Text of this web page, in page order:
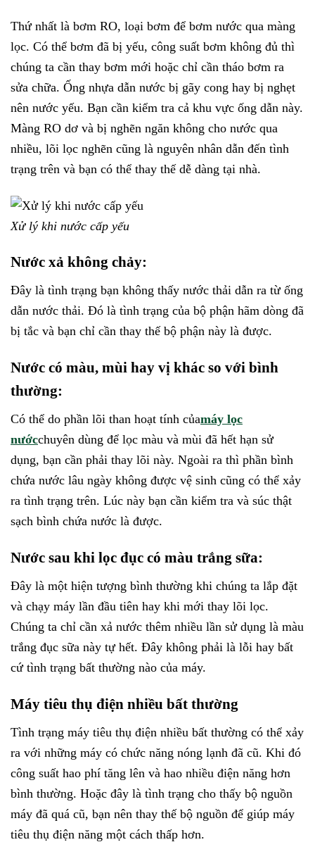
Thứ nhất là bơm RO, loại bơm để bơm nước qua màng
lọc. Có thể bơm đã bị yếu, công suất bơm không đủ thì
chúng ta cần thay bơm mới hoặc chỉ cần tháo bơm ra
sửa chữa. Ống nhựa dẫn nước bị gãy cong hay bị nghẹt
nên nước yếu. Bạn cần kiểm tra cả khu vực ống dẫn này.
Màng RO dơ và bị nghẽn ngăn không cho nước qua
nhiều, lõi lọc nghẽn cũng là nguyên nhân dẫn đến tình
trạng trên và bạn có thể thay thế dễ dàng tại nhà.
Xử lý khi nước cấp yếu
Nước xả không chảy:
Đây là tình trạng bạn không thấy nước thải dẫn ra từ ống
dẫn nước thải. Đó là tình trạng của bộ phận hãm dòng đã
bị tắc và bạn chỉ cần thay thế bộ phận này là được.
Nước có màu, mùi hay vị khác so với bình
thường:
Có thể do phần lõi than hoạt tính củamáy lọc
nướcchuyên dùng để lọc màu và mùi đã hết hạn sử
dụng, bạn cần phải thay lõi này. Ngoài ra thì phần bình
chứa nước lâu ngày không được vệ sinh cũng có thể xảy
ra tình trạng trên. Lúc này bạn cần kiểm tra và súc thật
sạch bình chứa nước là được.
Nước sau khi lọc đục có màu trắng sữa:
Đây là một hiện tượng bình thường khi chúng ta lắp đặt
và chạy máy lần đầu tiên hay khi mới thay lõi lọc.
Chúng ta chỉ cần xả nước thêm nhiều lần sử dụng là màu
trắng đục sữa này tự hết. Đây không phải là lỗi hay bất
cứ tình trạng bất thường nào của máy.
Máy tiêu thụ điện nhiều bất thường
Tình trạng máy tiêu thụ điện nhiều bất thường có thể xảy
ra với những máy có chức năng nóng lạnh đã cũ. Khi đó
công suất hao phí tăng lên và hao nhiều điện năng hơn
bình thường. Hoặc đây là tình trạng cho thấy bộ nguồn
máy đã quá cũ, bạn nên thay thế bộ nguồn để giúp máy
tiêu thụ điện năng một cách thấp hơn.